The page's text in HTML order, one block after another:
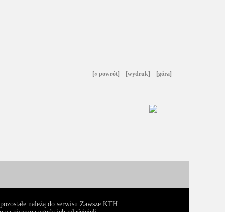
[« powrót] [wydruk] [góra]
należą do serwisu Zawsze KTH